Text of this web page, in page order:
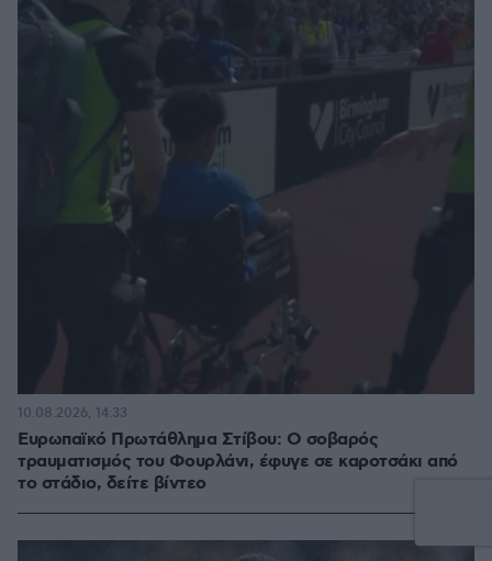
Ευρωπαϊκό Πρωτάθλημα Στίβου: Ο σοβαρός
τραυματισμός του Φουρλάνι, έφυγε σε καροτσάκι από
το στάδιο, δείτε βίντεο
10.08.2026, 14:33